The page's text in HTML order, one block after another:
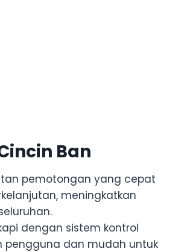
Ban
pemotongan yang cepat
meningkatkan
dengan sistem kontrol
pengguna dan mudah untuk